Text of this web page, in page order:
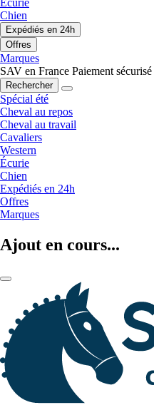
Écurie
Chien
Expédiés en 24h
Offres
Marques
SAV en France Paiement sécurisé
Rechercher
Spécial été
Cheval au repos
Cheval au travail
Cavaliers
Western
Écurie
Chien
Expédiés en 24h
Offres
Marques
Ajout en cours...